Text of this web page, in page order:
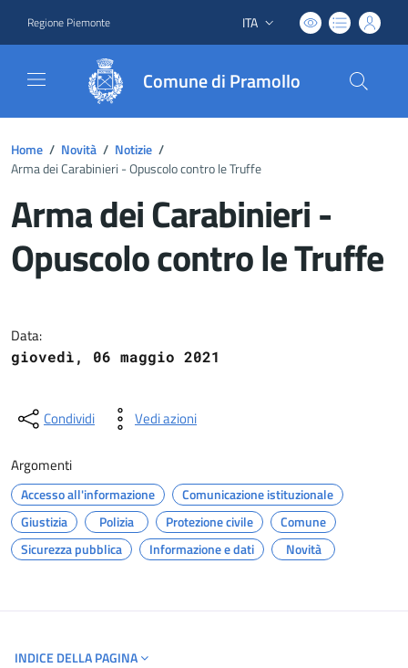
Regione Piemonte Lingua attiva:
ITA
Comune di Pramollo
Home / Novità / Notizie /
Arma dei Carabinieri - Opuscolo contro le Truffe
Arma dei Carabinieri -
Opuscolo contro le Truffe
Data:
giovedì, 06 maggio 2021
Condividi Vedi azioni
Argomenti
Accesso all'informazione
Comunicazione istituzionale
Giustizia
Polizia Protezione civile
Comune
Sicurezza pubblica
Informazione e dati Novità
INDICE DELLA PAGINA